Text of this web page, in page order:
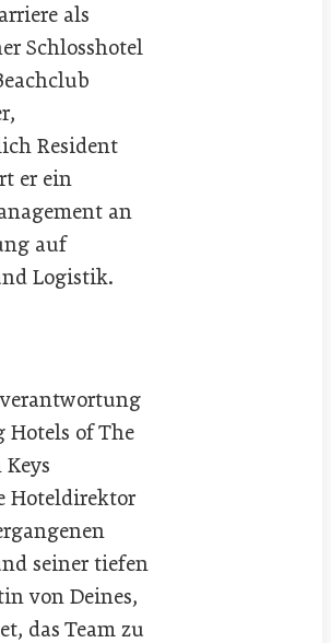
als
Schlosshotel
Resident
er ein
an
auf
Logistik.
Hotels of The
Hoteldirektor
seiner tiefen
von Deines,
das Team zu